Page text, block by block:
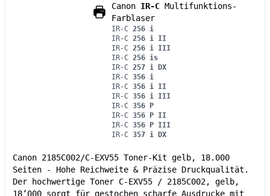
Canon IR-C Multifunktions-
Farblaser
IR-C 256 i
IR-C 256 i II
IR-C 256 i III
IR-C 256 is
IR-C 257 i DX
IR-C 356 i
IR-C 356 i II
IR-C 356 i III
IR-C 356 P
IR-C 356 P II
IR-C 356 P III
IR-C 357 i DX
Canon 2185C002/C-EXV55 Toner-Kit gelb, 18.000
Seiten - Hohe Reichweite & Präzise Druckqualität.
Der hochwertige Toner C-EXV55 / 2185C002, gelb,
18’000 sorgt für gestochen scharfe Ausdrucke mit